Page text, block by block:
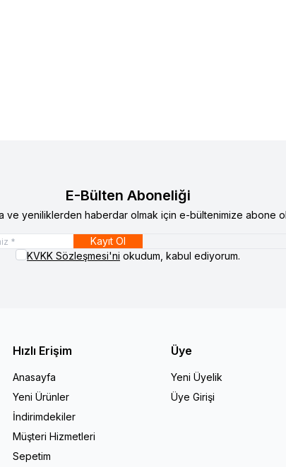
E-Bülten Aboneliği
ve yeniliklerden haberdar olmak için e-bültenimize abone
Kayıt Ol
KVKK Sözleşmesi'ni okudum, kabul ediyorum.
Hızlı Erişim
Anasayfa
Yeni Ürünler
İndirimdekiler
Müşteri Hizmetleri
Sepetim
Üye
Yeni Üyelik
Üye Girişi